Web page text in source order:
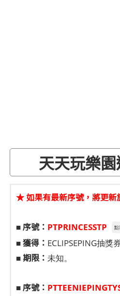
天天玩樂
★ 如果有最新序號，將更新
■序號： PTPRINCESSTP
■獲得： ECLIPSEPING抽獎
■期限： 未知。
■序號：